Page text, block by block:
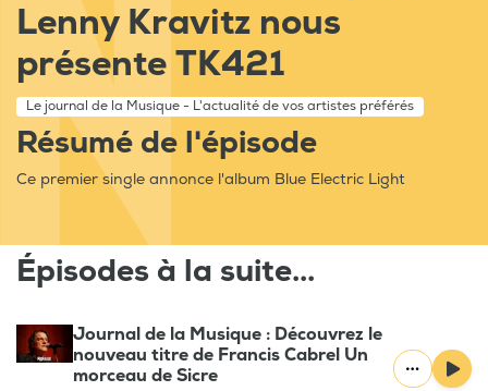
Lenny Kravitz nous
présente TK421
Le journal de la Musique - L'actualité de vos artistes préférés
Résumé de l'épisode
Ce premier single annonce l'album Blue Electric Light
Épisodes à la suite...
Journal de la Musique : Découvrez le
nouveau titre de Francis Cabrel Un
morceau de Sicre